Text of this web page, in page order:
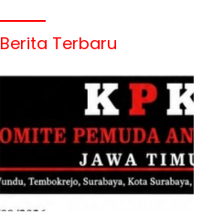
Berita Terbaru